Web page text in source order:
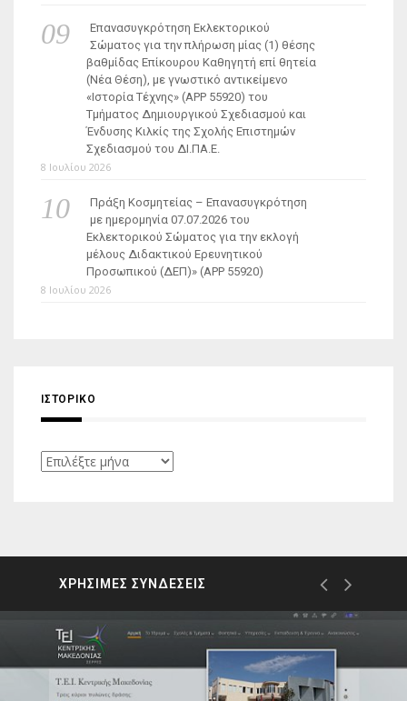
Επανασυγκρότηση Εκλεκτορικού
Σώματος για την πλήρωση μίας (1) θέσης
βαθμίδας Επίκουρου Καθηγητή επί θητεία
(Νέα Θέση), με γνωστικό αντικείμενο
«Ιστορία Τέχνης» (ΑΡΡ 55920) του
Τμήματος Δημιουργικού Σχεδιασμού και
Ένδυσης Κιλκίς της Σχολής Επιστημών
Σχεδιασμού του ΔΙ.ΠΑ.Ε.
8 Ιουλίου 2026
Πράξη Κοσμητείας – Επανασυγκρότηση
με ημερομηνία 07.07.2026 του
Εκλεκτορικού Σώματος για την εκλογή
μέλους Διδακτικού Ερευνητικού
Προσωπικού (ΔΕΠ)» (APP 55920)
8 Ιουλίου 2026
ΙΣΤΟΡΙΚΌ
Ιστορικό
ΧΡΗΣΙΜΕΣ ΣΥΝΔΕΣΕΙΣ